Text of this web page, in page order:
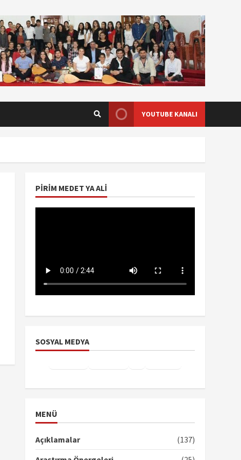
YOUTUBE KANALI
PIRIM MEDET YA ALI
SOSYAL MEDYA
MENÜ
Açıklamalar
(137)